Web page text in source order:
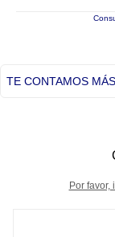
TE CONTAMOS
Por